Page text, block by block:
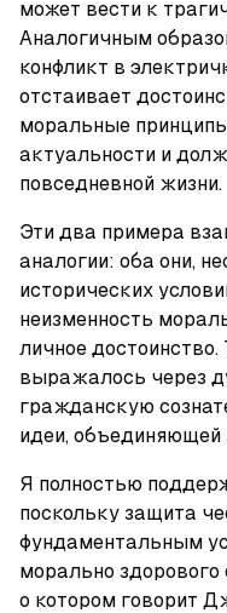
может вести к
Аналогичным
конфликт в
отстаивает
моральные
актуальности и
повседневной жизни.
Эти два примера
аналогии: оба они,
исторических
неизменность
личное
выражалось через
гражданскую
идеи, объединяющей
Я полностью
поскольку защита
фундаментальным
морально
о котором говорит